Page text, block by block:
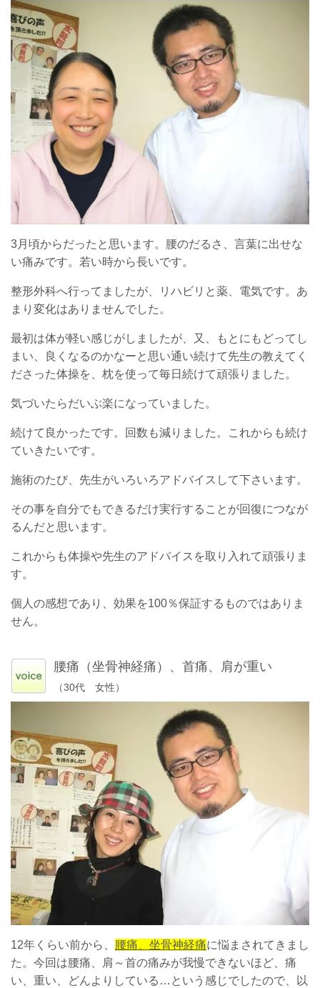
3月頃からだったと思います。腰のだるさ、言葉に出せな
い痛みです。若い時から長いです。
整形外科へ行ってましたが、リハビリと薬、電気です。あ
まり変化はありませんでした。
最初は体が軽い感じがしましたが、又、もとにもどってし
まい、良くなるのかなーと思い通い続けて先生の教えてく
ださった体操を、枕を使って毎日続けて頑張りました。
気づいたらだいぶ楽になっていました。
続けて良かったです。回数も減りました。これからも続け
ていきたいです。
施術のたび、先生がいろいろアドバイスして下さいます。
その事を自分でもできるだけ実行することが回復につなが
るんだと思います。
これからも体操や先生のアドバイスを取り入れて頑張りま
す。
個人の感想であり、効果を100％保証するものではありま
せん。
腰痛（坐骨神経痛）、首痛、肩が重い
（30代 女性）
12年くらい前から、 腰痛、坐骨神経痛に悩まされてきまし
た。今回は腰痛、肩～首の痛みが我慢できないほど、痛
い、重い、どんよりしている…という感じでしたので、以